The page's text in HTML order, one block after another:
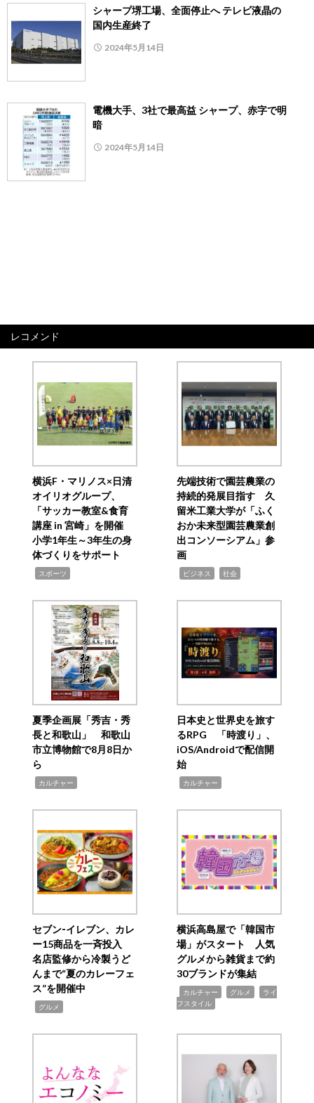
シャープ堺工場、全面停止へ テレビ液晶の
国内生産終了
2024年5月14日
電機大手、3社で最高益 シャープ、赤字で明
暗
2024年5月14日
レコメンド
横浜F・マリノス×日清
オイリオグループ、
「サッカー教室&食育
講座 in 宮崎」を開催
小学1年生～3年生の身
体づくりをサポート
スポーツ
先端技術で園芸農業の
持続的発展目指す 久
留米工業大学が「ふく
おか未来型園芸農業創
出コンソーシアム」参
画
ビジネス 社会
夏季企画展「秀吉・秀
長と和歌山」 和歌山
市立博物館で8月8日か
ら
カルチャー
日本史と世界史を旅す
るRPG 「時渡り」、
iOS/Androidで配信開
始
カルチャー
セブン‐イレブン、カレ
ー15商品を一斉投入
名店監修から冷製うど
んまで“夏のカレーフェ
ス”を開催中
グルメ
横浜高島屋で「韓国市
場」がスタート 人気
グルメから雑貨まで約
30ブランドが集結
カルチャー グルメ
ライ
フスタイル